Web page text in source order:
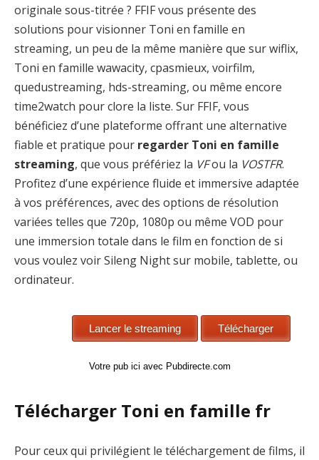
originale sous-titrée ? FFIF vous présente des
solutions pour visionner Toni en famille en
streaming, un peu de la même manière que sur wiflix,
Toni en famille wawacity, cpasmieux, voirfilm,
quedustreaming, hds-streaming, ou même encore
time2watch pour clore la liste. Sur FFIF, vous
bénéficiez d’une plateforme offrant une alternative
fiable et pratique pour regarder Toni en famille
streaming, que vous préfériez la VFou la VOSTFR.
Profitez d’une expérience fluide et immersive adaptée
à vos préférences, avec des options de résolution
variées telles que 720p, 1080p ou même VOD pour
une immersion totale dans le film en fonction de si
vous voulez voir Sileng Night sur mobile, tablette, ou
ordinateur.
Votre pub ici avec Pubdirecte.com
Télécharger Toni en famille fr
Pour ceux qui privilégient le téléchargement de films, il